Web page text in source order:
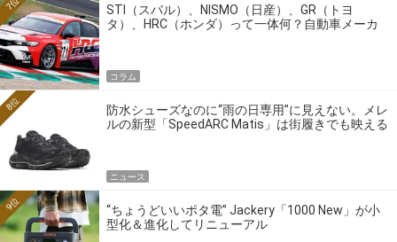
STI（スバル）、NISMO（日産）、GR（トヨ
タ）、HRC（ホンダ）って一体何？自動車メーカ
7位
コラム
防水シューズなのに“雨の日専用”に見えない。メレ
ルの新型「SpeedARC Matis」は街履きでも映える
8位
ニュース
“ちょうどいいポタ電” Jackery「1000 New」が小
型化＆進化してリニューアル
9位